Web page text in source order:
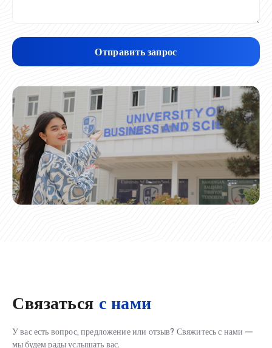
Отправить запрос
Связаться с нами
У вас есть вопрос, предложение или отзыв? Свяжитесь с нами —
мы будем рады услышать вас.